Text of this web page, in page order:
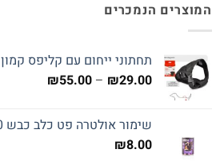
המוצרים הנמכרים
תחתוני ייחום עם קליפס קמון
₪29.00
–
₪55.00
עד
שימור אולטרה פט כלב כבש 400 גרם בקופסה
₪8.00